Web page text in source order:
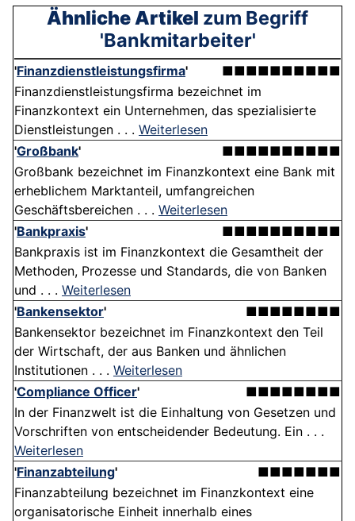
Ähnliche Artikel zum Begriff
'Bankmitarbeiter'
'Finanzdienstleistungsfirma'
■■■■■■■■■■
Finanzdienstleistungsfirma bezeichnet im
Finanzkontext ein Unternehmen, das spezialisierte
Dienstleistungen . . . Weiterlesen
'Großbank'
■■■■■■■■■■
Großbank bezeichnet im Finanzkontext eine Bank mit
erheblichem Marktanteil, umfangreichen
Geschäftsbereichen . . . Weiterlesen
'Bankpraxis'
■■■■■■■■■■
Bankpraxis ist im Finanzkontext die Gesamtheit der
Methoden, Prozesse und Standards, die von Banken
und . . . Weiterlesen
'Bankensektor'
■■■■■■■■
Bankensektor bezeichnet im Finanzkontext den Teil
der Wirtschaft, der aus Banken und ähnlichen
Institutionen . . . Weiterlesen
'Compliance Officer'
■■■■■■■■
In der Finanzwelt ist die Einhaltung von Gesetzen und
Vorschriften von entscheidender Bedeutung. Ein . . .
Weiterlesen
'Finanzabteilung'
■■■■■■■
Finanzabteilung bezeichnet im Finanzkontext eine
organisatorische Einheit innerhalb eines